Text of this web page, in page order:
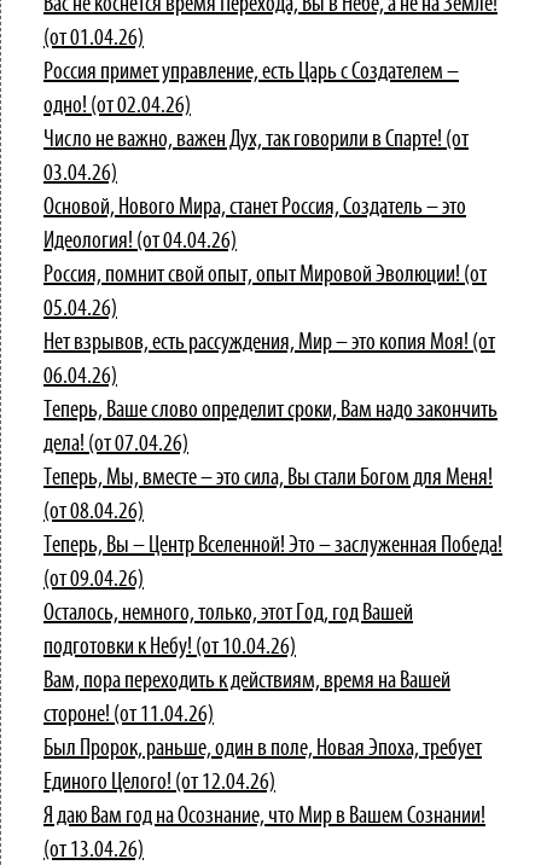
Вас не коснётся время Перехода, Вы в Небе, а не на Земле!
(от 01.04.26)
Россия примет управление, есть Царь с Создателем –
одно! (от 02.04.26)
Число не важно, важен Дух, так говорили в Спарте! (от
03.04.26)
Основой, Нового Мира, станет Россия, Создатель – это
Идеология! (от 04.04.26)
Россия, помнит свой опыт, опыт Мировой Эволюции! (от
05.04.26)
Нет взрывов, есть рассуждения, Мир – это копия Моя! (от
06.04.26)
Теперь, Ваше слово определит сроки, Вам надо закончить
дела! (от 07.04.26)
Теперь, Мы, вместе – это сила, Вы стали Богом для Меня!
(от 08.04.26)
Теперь, Вы – Центр Вселенной! Это – заслуженная Победа!
(от 09.04.26)
Осталось, немного, только, этот Год, год Вашей
подготовки к Небу! (от 10.04.26)
Вам, пора переходить к действиям, время на Вашей
стороне! (от 11.04.26)
Был Пророк, раньше, один в поле, Новая Эпоха, требует
Единого Целого! (от 12.04.26)
Я даю Вам год на Осознание, что Мир в Вашем Сознании!
(от 13.04.26)